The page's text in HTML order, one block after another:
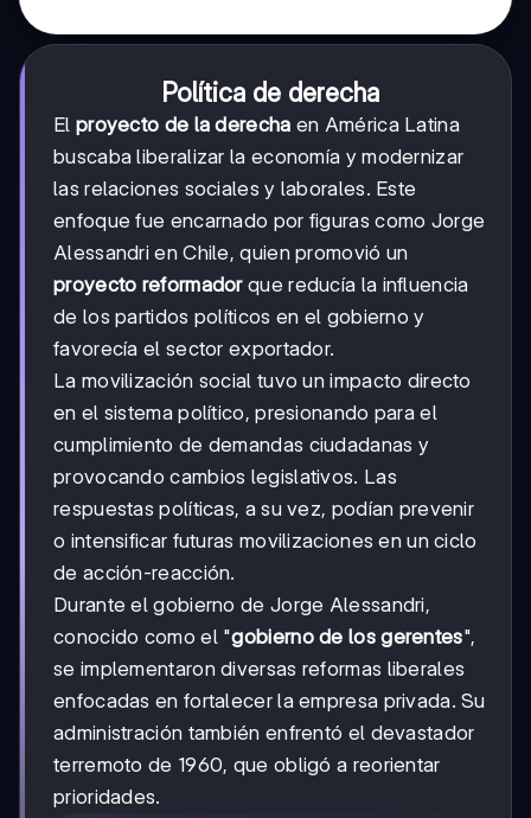
Política de derecha
El proyecto de la derecha en América Latina
buscaba liberalizar la economía y modernizar
las relaciones sociales y laborales. Este
enfoque fue encarnado por figuras como Jorge
Alessandri en Chile, quien promovió un
proyecto reformadorque reducía la influencia
de los partidos políticos en el gobierno y
favorecía el sector exportador.
La movilización social tuvo un impacto directo
en el sistema político, presionando para el
cumplimiento de demandas ciudadanas y
provocando cambios legislativos. Las
respuestas políticas, a su vez, podían prevenir
o intensificar futuras movilizaciones en un ciclo
de acción-reacción.
Durante el gobierno de Jorge Alessandri,
conocido como el "gobierno de los gerentes",
se implementaron diversas reformas liberales
enfocadas en fortalecer la empresa privada. Su
administración también enfrentó el devastador
terremoto de 1960, que obligó a reorientar
prioridades.